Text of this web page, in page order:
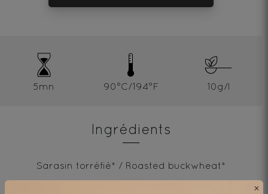
5mn 90°C/194°F 10g/l
Ingrédients
Sarasin torréfié* / Roasted buckwheat*
×